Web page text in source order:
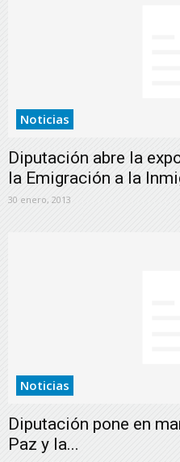
Noticias
Diputación abre la
la Emigración a la
30 enero, 2013
Noticias
Diputación pone en
Paz y la...